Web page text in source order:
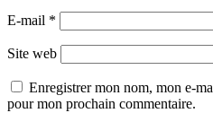
E-mail *
Site web
Enregistrer mon nom, mon e-
pour mon prochain commentaire.